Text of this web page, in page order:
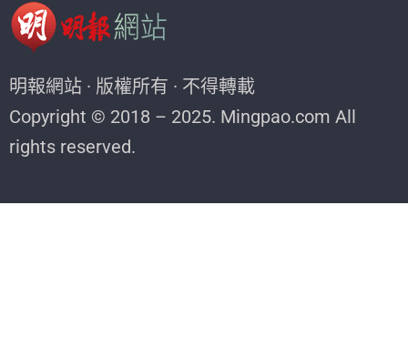
明報網站 · 版權所有 · 不得轉載
Copyright © 2018 – 2025. Mingpao.com All
rights reserved.